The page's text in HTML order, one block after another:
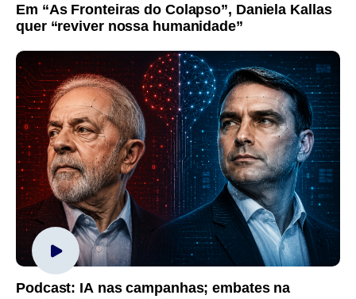
Em “As Fronteiras do Colapso”, Daniela Kallas
quer “reviver nossa humanidade”
Podcast: IA nas campanhas; embates na